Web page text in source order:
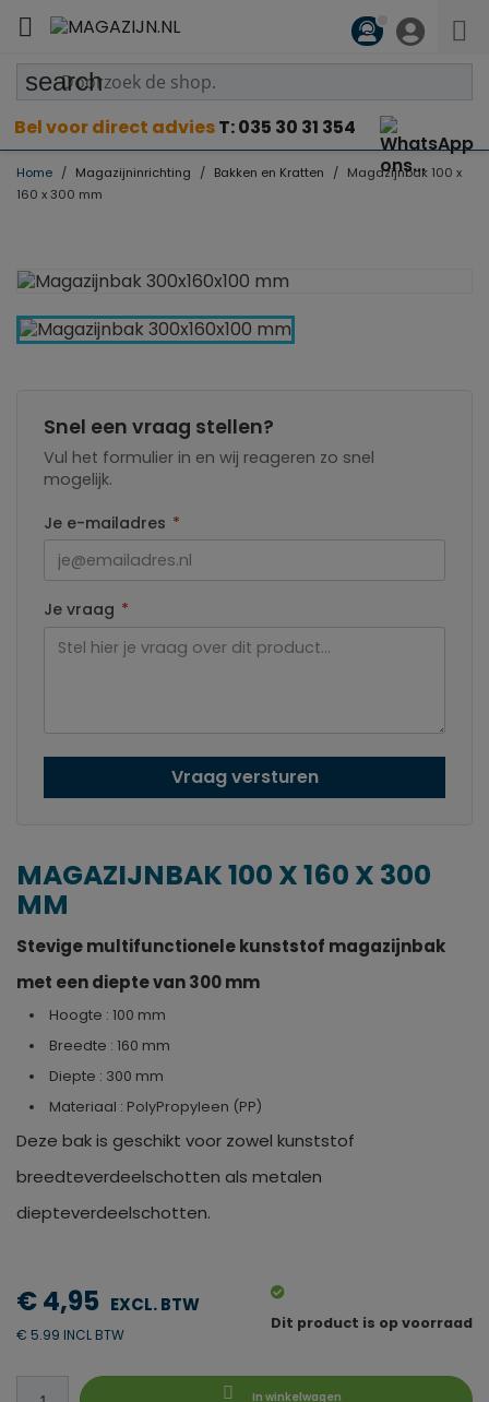

search
Bel voor direct adviesT: 035 30 31 354
Home Magazijninrichting Bakken en Kratten
Magazijnbak 100 x
160 x 300 mm
Snel een vraag stellen?
Vul het formulier in en wij reageren zo snel
mogelijk.
Je e-mailadres *
Je vraag *
Vraag versturen
MAGAZIJNBAK 100 X 160 X 300
MM
Stevige multifunctionele kunststof magazijnbak
met een diepte van 300 mm
Hoogte : 100 mm
Breedte : 160 mm
Diepte : 300 mm
Materiaal : PolyPropyleen (PP)
Deze bak is geschikt voor zowel kunststof
breedteverdeelschotten als metalen
diepteverdeelschotten.
€ 4,95
€ 5.99 INCL BTW
Dit product is op voorraad
In winkelwagen